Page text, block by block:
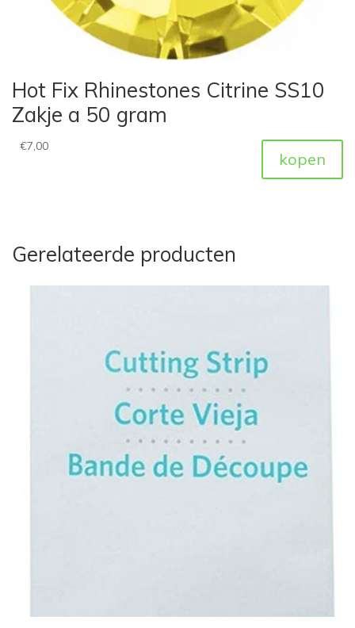
Hot Fix Rhinestones Citrine SS10
Zakje a 50 gram
€7,00
kopen
Gerelateerde producten